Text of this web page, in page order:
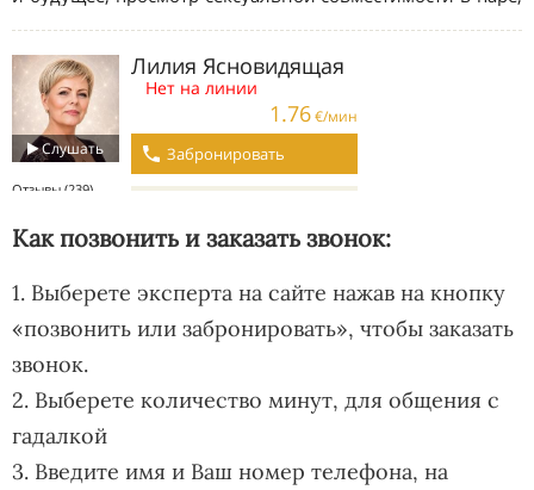
Как позвонить и заказать звонок:
1. Выберете эксперта на сайте нажав на кнопку
«позвонить или забронировать», чтобы заказать
звонок.
2. Выберете количество минут, для общения с
гадалкой
3. Введите имя и Ваш номер телефона, на